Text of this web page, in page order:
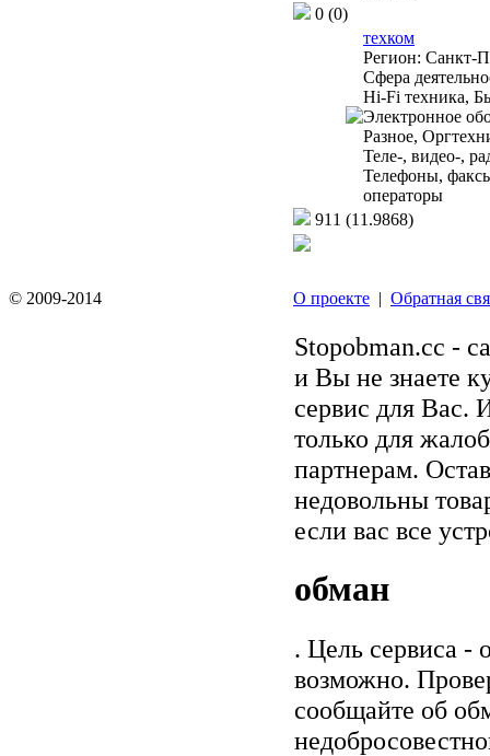
0 (0)
техком
Регион: Санкт-
Сфера
Hi-Fi техника,
Электронное
Разное,
Теле-, видео-,
Телефоны,
операторы
911 (11.9868)
© 2009-2014 О проекте | Обратная
Stopobman.cc -
и Вы не знаете
сервис для Вас.
только для
партнерам.
недовольны
если вас все
обман
. Цель сервиса -
возможно.
сообщайте об